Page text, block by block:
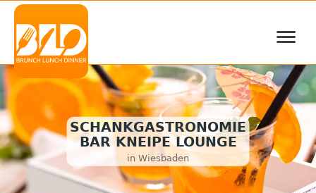
≡
SCHANKGASTRONOMIE
BAR KNEIPE LOUNGE
in Wiesbaden